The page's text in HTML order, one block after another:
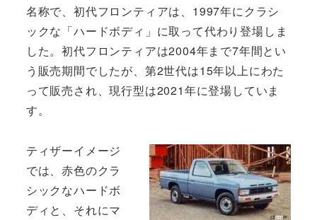
名称で、初代フロンティアは、1997年にクラシ
ックな「ハードボディ」に取って代わり登場しま
した。初代フロンティアは2004年まで7年間とい
う販売期間でしたが、第2世代は15年以上にわた
って販売され、現行型は2021年に登場していま
す。
ティザーイメージ
では、赤色のクラ
シックなハードボ
ディと、それにマ